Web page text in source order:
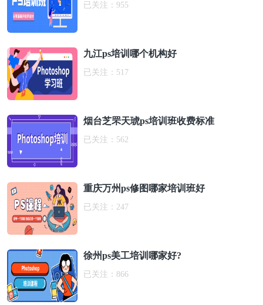
已关注： 955
九江ps培训哪个机构好
已关注： 517
烟台芝罘天琥ps培训班收费标准
已关注： 562
重庆万州ps修图哪家培训班好
已关注： 247
徐州ps美工培训哪家好?
已关注： 866